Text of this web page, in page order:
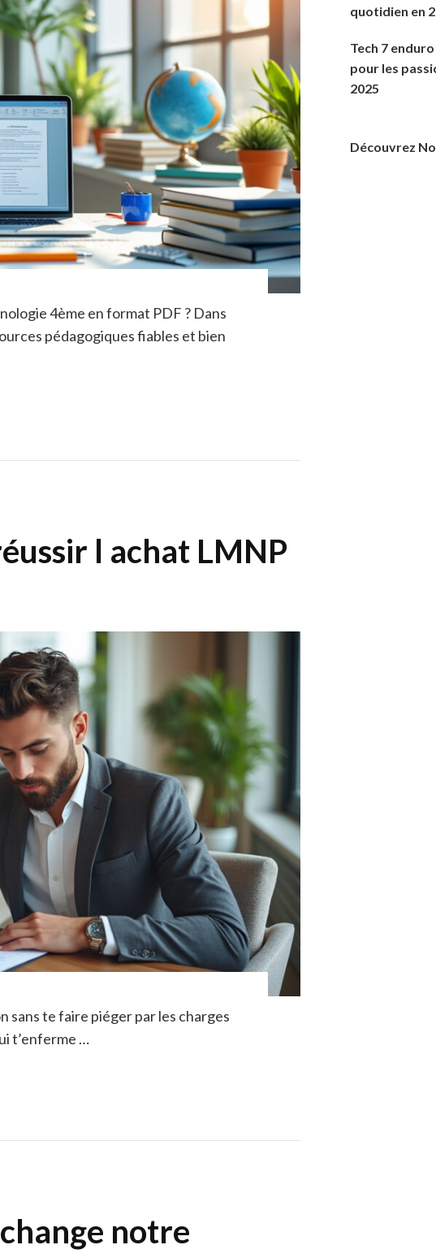
4ème en format PDF ? Dans
pédagogiques fiables et bien
l achat LMNP
sans te faire piéger par les charges
t’enferme …
notre
quotidien en
Tech 7
pour les
2025
Découvrez